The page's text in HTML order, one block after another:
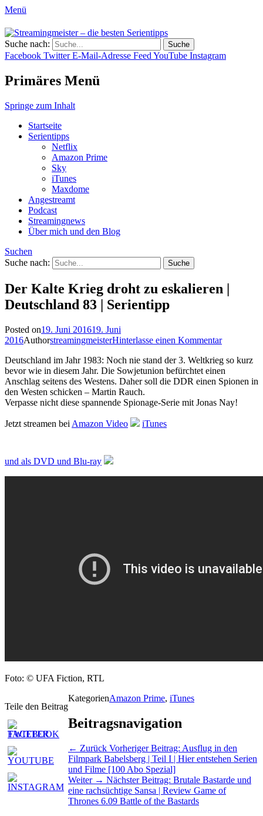
Menü
Streamingmeister – die besten
Serientipps
Hol dir die besten Serientipps, Kritiken
und Reviews zu neuen Serien und neuen
Staffeln.
Suche nach:
Facebook Twitter E-Mail-Adresse FeedYouTube Instagram
Primäres Menü
Springe zum Inhalt
Startseite
Serientipps
Netflix
Amazon Prime
Sky
iTunes
Maxdome
Angestreamt
Podcast
Streamingnews
Über mich und den Blog
Suchen
Suche nach:
Der Kalte Krieg droht zu eskalieren |
Deutschland 83 | Serientipp
Posted on19. Juni 201619. Juni
2016AuthorstreamingmeisterHinterlasse einen Kommentar
Deutschland im Jahr 1983: Noch nie stand der 3. Weltkrieg so kurz
bevor wie in diesem Jahr. Die Sowjetunion befürchtet einen
Anschlag seitens des Westens. Daher soll die DDR einen Spionen in
den Westen schicken – Martin Rauch.
Verpasse nicht diese spannende Spionage-Serie mit Jonas Nay!
Jetzt streamen bei Amazon Video iTunes
und als DVD und Blu-ray
Foto: © UFA Fiction, RTL
Teile den Beitrag
KategorienAmazon Prime, iTunes
Beitragsnavigation
← Zurück Vorheriger Beitrag: Ausflug in den
Filmpark Babelsberg | Teil I | Hier entstehen Serien
und Filme [100 Abo Spezial]
Weiter → Nächster Beitrag: Brutale Bastarde und
eine rachsüchtige Sansa | Review Game of
Thrones 6.09 Battle of the Bastards